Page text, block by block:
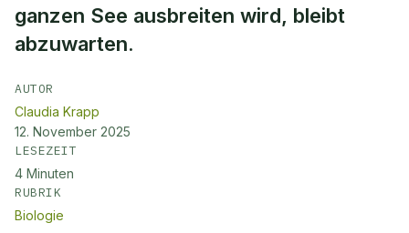
ganzen See ausbreiten wird, bleibt
abzuwarten.
AUTOR
Claudia Krapp
12. November 2025
LESEZEIT
4 Minuten
RUBRIK
Biologie